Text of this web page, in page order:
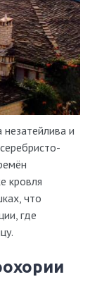
незатейлива и
кровля
что
где